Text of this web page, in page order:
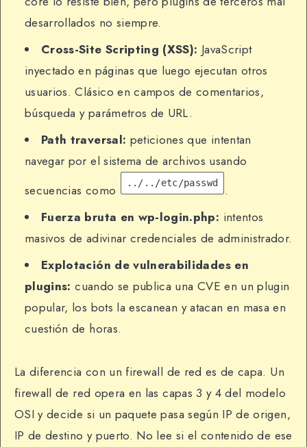
desarrollados no siempre.
Cross-Site Scripting (XSS): JavaScript
inyectado en páginas que luego ejecutan otros
usuarios. Clásico en campos de comentarios,
búsqueda y parámetros de URL.
Path traversal: peticiones que intentan
navegar por el sistema de archivos usando
secuencias como
../../etc/passwd
.
Fuerza bruta en wp-login.php: intentos
masivos de adivinar credenciales de administrador.
Explotación de vulnerabilidades en
plugins: cuando se publica una CVE en un plugin
popular, los bots la escanean y atacan en masa en
cuestión de horas.
La diferencia con un firewall de red es de capa. Un
firewall de red opera en las capas 3 y 4 del modelo
OSI y decide si un paquete pasa según IP de origen,
IP de destino y puerto. No lee si el contenido de ese